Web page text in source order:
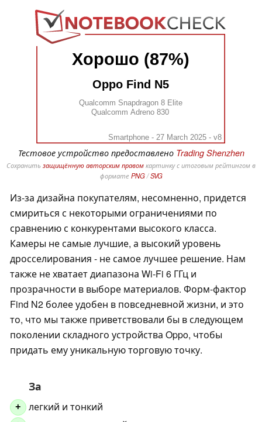
Хорошо (87%)
Oppo Find N5
Qualcomm Snapdragon 8 Elite
Qualcomm Adreno 830
Smartphone - 27 March 2025 - v8
Тестовое устройство предоставлено Trading Shenzhen
Сохранить защищённую авторским правомкартинку с итоговым рейтингом в
формате PNG/SVG
Из-за дизайна покупателям, несомненно, придется
смириться с некоторыми ограничениями по
сравнению с конкурентами высокого класса.
Камеры не самые лучшие, а высокий уровень
дросселирования - не самое лучшее решение. Нам
также не хватает диапазона Wi-Fi 6 ГГц и
прозрачности в выборе материалов. Форм-фактор
Find N2 более удобен в повседневной жизни, и это
то, что мы также приветствовали бы в следующем
поколении складного устройства Oppo, чтобы
придать ему уникальную торговую точку.
За
+ легкий и тонкий